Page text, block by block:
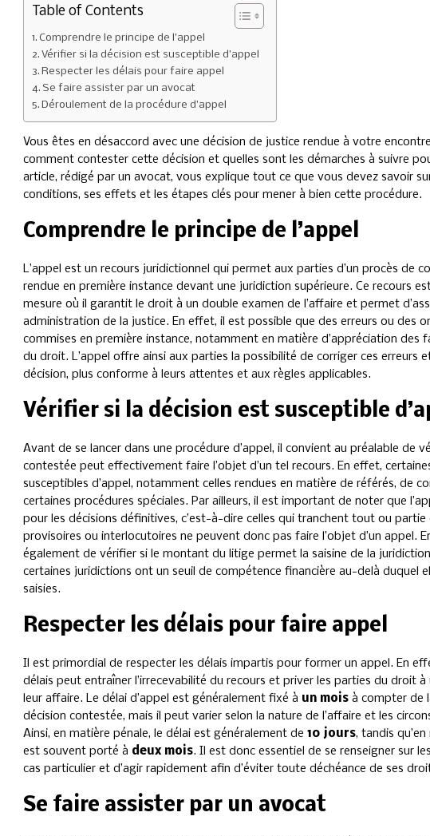
Table of Contents
Comprendre le principe de l’appel
Vérifier si la décision est susceptible d’appel
Respecter les délais pour faire appel
Se faire assister par un avocat
Déroulement de la procédure d’appel
Vous êtes en désaccord avec une décision de justice rendue à votre
comment contester cette décision et quelles sont les démarches à suivre
article, rédigé par un avocat, vous explique tout ce que vous devez savoir
conditions, ses effets et les étapes clés pour mener à bien cette procédure.
Comprendre le principe de l’appel
L’appel est un recours juridictionnel qui permet aux parties d’un procès de
rendue en première instance devant une juridiction supérieure. Ce recours
mesure où il garantit le droit à un double examen de l’affaire et permet
administration de la justice. En effet, il est possible que des erreurs ou des
commises en première instance, notamment en matière d’appréciation des
du droit. L’appel offre ainsi aux parties la possibilité de corriger ces erreurs
décision, plus conforme à leurs attentes et aux règles applicables.
Vérifier si la décision est susceptible
Avant de se lancer dans une procédure d’appel, il convient au préalable de
contestée peut effectivement faire l’objet d’un tel recours. En effet,
susceptibles d’appel, notamment celles rendues en matière de référés, de
certaines procédures spéciales. Par ailleurs, il est important de noter que
pour les décisions définitives, c’est-à-dire celles qui tranchent tout ou partie
provisoires ou interlocutoires ne peuvent donc pas faire l’objet d’un appel.
également de vérifier si le montant du litige permet la saisine de la
certaines juridictions ont un seuil de compétence financière au-delà duquel
saisies.
Respecter les délais pour faire appel
Il est primordial de respecter les délais impartis pour former un appel. En
délais peut entraîner l’irrecevabilité du recours et priver les parties du droit à
leur affaire. Le délai d’appel est généralement fixé à un moisà compter de
décision contestée, mais il peut varier selon la nature de l’affaire et les
Ainsi, en matière pénale, le délai est généralement de 10 jours, tandis
est souvent porté à deux mois. Il est donc essentiel de se renseigner sur
cas particulier et d’agir rapidement afin d’éviter toute déchéance de ses
Se faire assister par un avocat